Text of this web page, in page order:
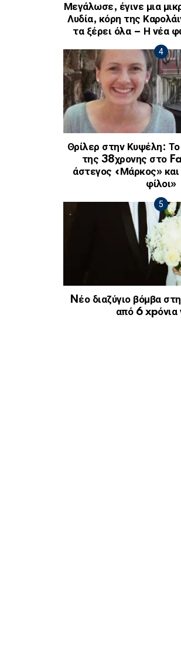
Μεγάλωσε, έγινε μια
Λυδία, κόρη της
τα ξέρει όλα – Η νέα
Θρίλερ στην Κυψέλη:
της 38χρονης στο
άστεγος «Μάρκος» και
φίλοι»
Nέο διαζύγιο βόμβα
από 6 xpόνια